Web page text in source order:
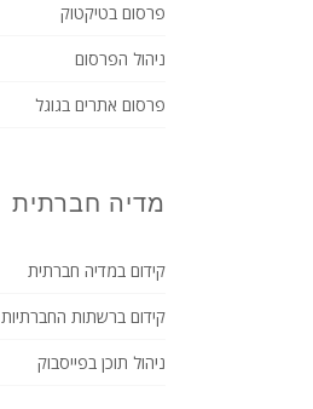
פרסום בטיקטוק
ניהול הפרסום
פרסום אתרים בגוגל
מדיה חברתית
קידום במדיה חברתית
קידום ברשתות החברתיות
ניהול תוכן בפייסבוק